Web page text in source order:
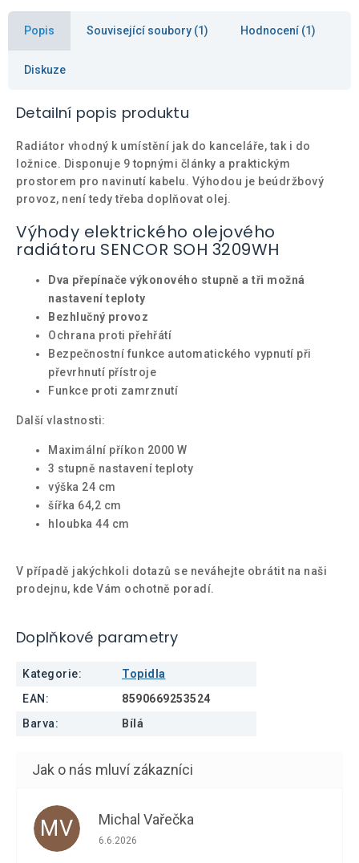
Popis Související soubory (1) Hodnocení (1)
Diskuze
Detailní popis produktu
Radiátor vhodný k umístění jak do kanceláře, tak i do
ložnice. Disponuje 9 topnými články a praktickým
prostorem pro navinutí kabelu. Výhodou je beúdržbový
provoz, není tedy třeba doplňovat olej.
Výhody elektrického olejového
radiátoru SENCOR SOH 3209WH
Dva přepínače výkonového stupně a tři možná
nastavení teploty
Bezhlučný provoz
Ochrana proti přehřátí
Bezpečnostní funkce automatického vypnutí při
převrhnutí přístroje
Funkce proti zamrznutí
Další vlastnosti:
Maximální příkon 2000 W
3 stupně nastavení teploty
výška 24 cm
šířka 64,2 cm
hloubka 44 cm
V případě jakýchkoli dotazů se neváhejte obrátit na naši
prodejnu, kde Vám ochotně poradí.
Doplňkové parametry
Kategorie:
Topidla
EAN :
8590669253524
Barva: Bílá
MV Michal Vařečka
Hodnocení obchodu je 5 z 5 hvězdiček.
6.6.2026